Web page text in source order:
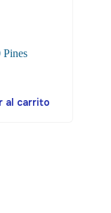
Pines
al carrito